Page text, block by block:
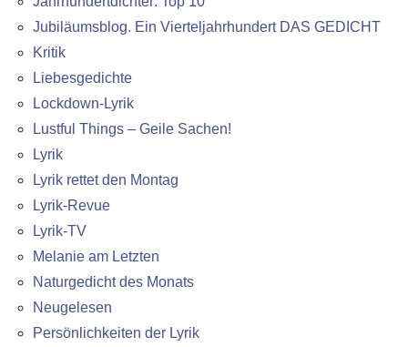
Jubiläumsblog. Ein Vierteljahrhundert DAS GEDICHT
Kritik
Liebesgedichte
Lockdown-Lyrik
Lustful Things – Geile Sachen!
Lyrik
Lyrik rettet den Montag
Lyrik-Revue
Lyrik-TV
Melanie am Letzten
Naturgedicht des Monats
Neugelesen
Persönlichkeiten der Lyrik